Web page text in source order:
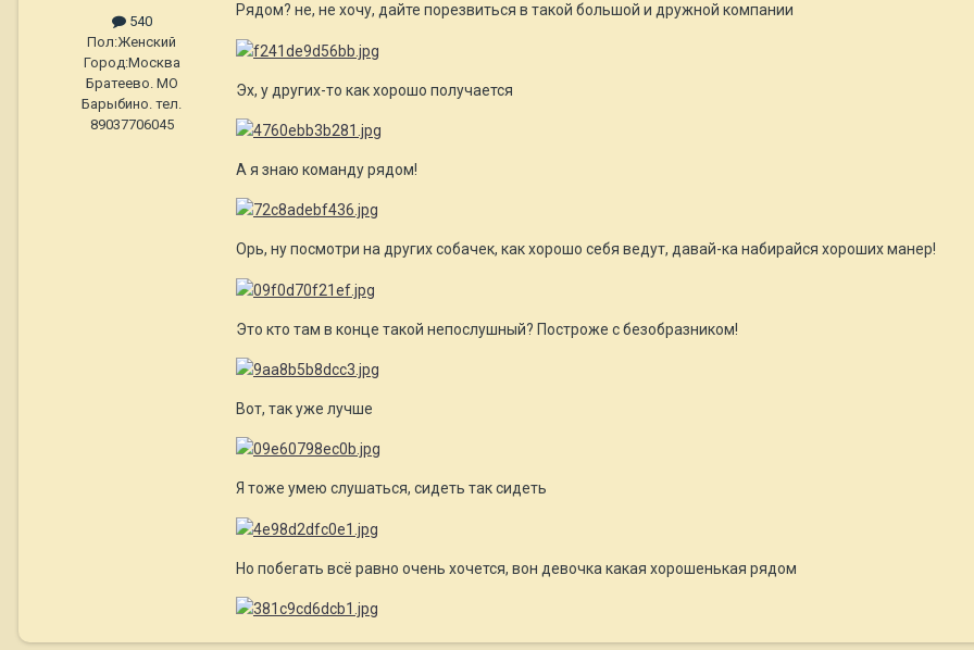
540
Пол:Женский
Город:Москва
Братеево. МО
Барыбино. тел.
89037706045
Рядом? не, не хочу, дайте порезвиться в такой большой и дружной компании
Эх, у других-то как хорошо получается
А я знаю команду рядом!
Орь, ну посмотри на других собачек, как хорошо себя ведут, давай-ка набирайся хороших манер!
Это кто там в конце такой непослушный? Построже с безобразником!
Вот, так уже лучше
Я тоже умею слушаться, сидеть так сидеть
Но побегать всё равно очень хочется, вон девочка какая хорошенькая рядом